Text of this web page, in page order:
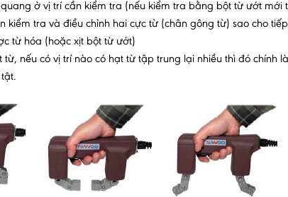
ở vị trí cần kiểm tra (nếu kiểm tra bằng bột từ ướt mới
kiểm tra và điều chỉnh hai cực từ (chân gông từ) sao cho
từ hóa (hoặc xịt bột từ ướt)
nếu có vị trí nào có hạt từ tập trung lại nhiều thì đó chính